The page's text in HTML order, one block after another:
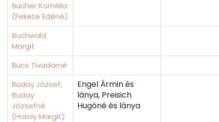
Bücher Kornélia
(Fekete Edéné)
Buchwald
Margit
Bucs Tivadarné
Buday József,
Buday
Józsefné
(Hololy Margit)
Engel Ármin és
lánya, Preisich
Hugóné és lánya